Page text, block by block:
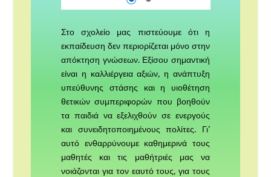
Στο σχολείο μας πιστεύουμε ότι η
εκπαίδευση δεν περιορίζεται μόνο στην
απόκτηση γνώσεων. Εξίσου σημαντική
είναι η καλλιέργεια αξιών, η ανάπτυξη
υπεύθυνης στάσης και η υιοθέτηση
θετικών συμπεριφορών που βοηθούν
τα παιδιά να εξελιχθούν σε ενεργούς
και συνειδητοποιημένους πολίτες. Γι’
αυτό ενθαρρύνουμε καθημερινά τους
μαθητές και τις μαθήτριές μας να
νοιάζονται για τον εαυτό τους, για τους